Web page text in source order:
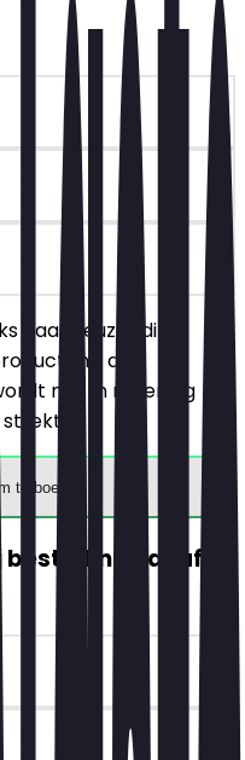
naar keuze (dit
de
niet in rekening
te boeken
besteding vanaf